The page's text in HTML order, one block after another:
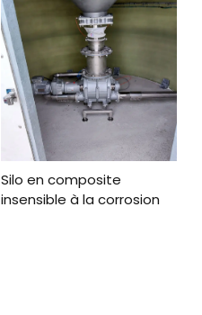
Silo en composite
insensible à la corrosion